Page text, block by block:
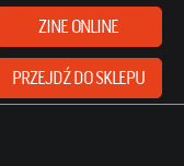
ZINE ONLINE
PRZEJDŹ DO SKLEPU